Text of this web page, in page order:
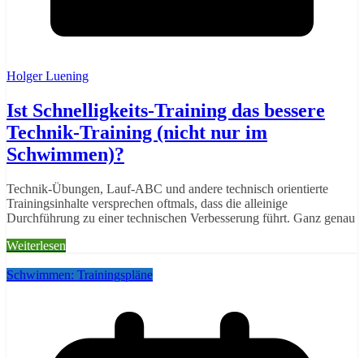
Holger Luening
Ist Schnelligkeits-Training das bessere
Technik-Training (nicht nur im
Schwimmen)?
Technik-Übungen, Lauf-ABC und andere technisch orientierte
Trainingsinhalte versprechen oftmals, dass die alleinige
Durchführung zu einer technischen Verbesserung führt. Ganz genau
Weiterlesen
Schwimmen: Trainingspläne